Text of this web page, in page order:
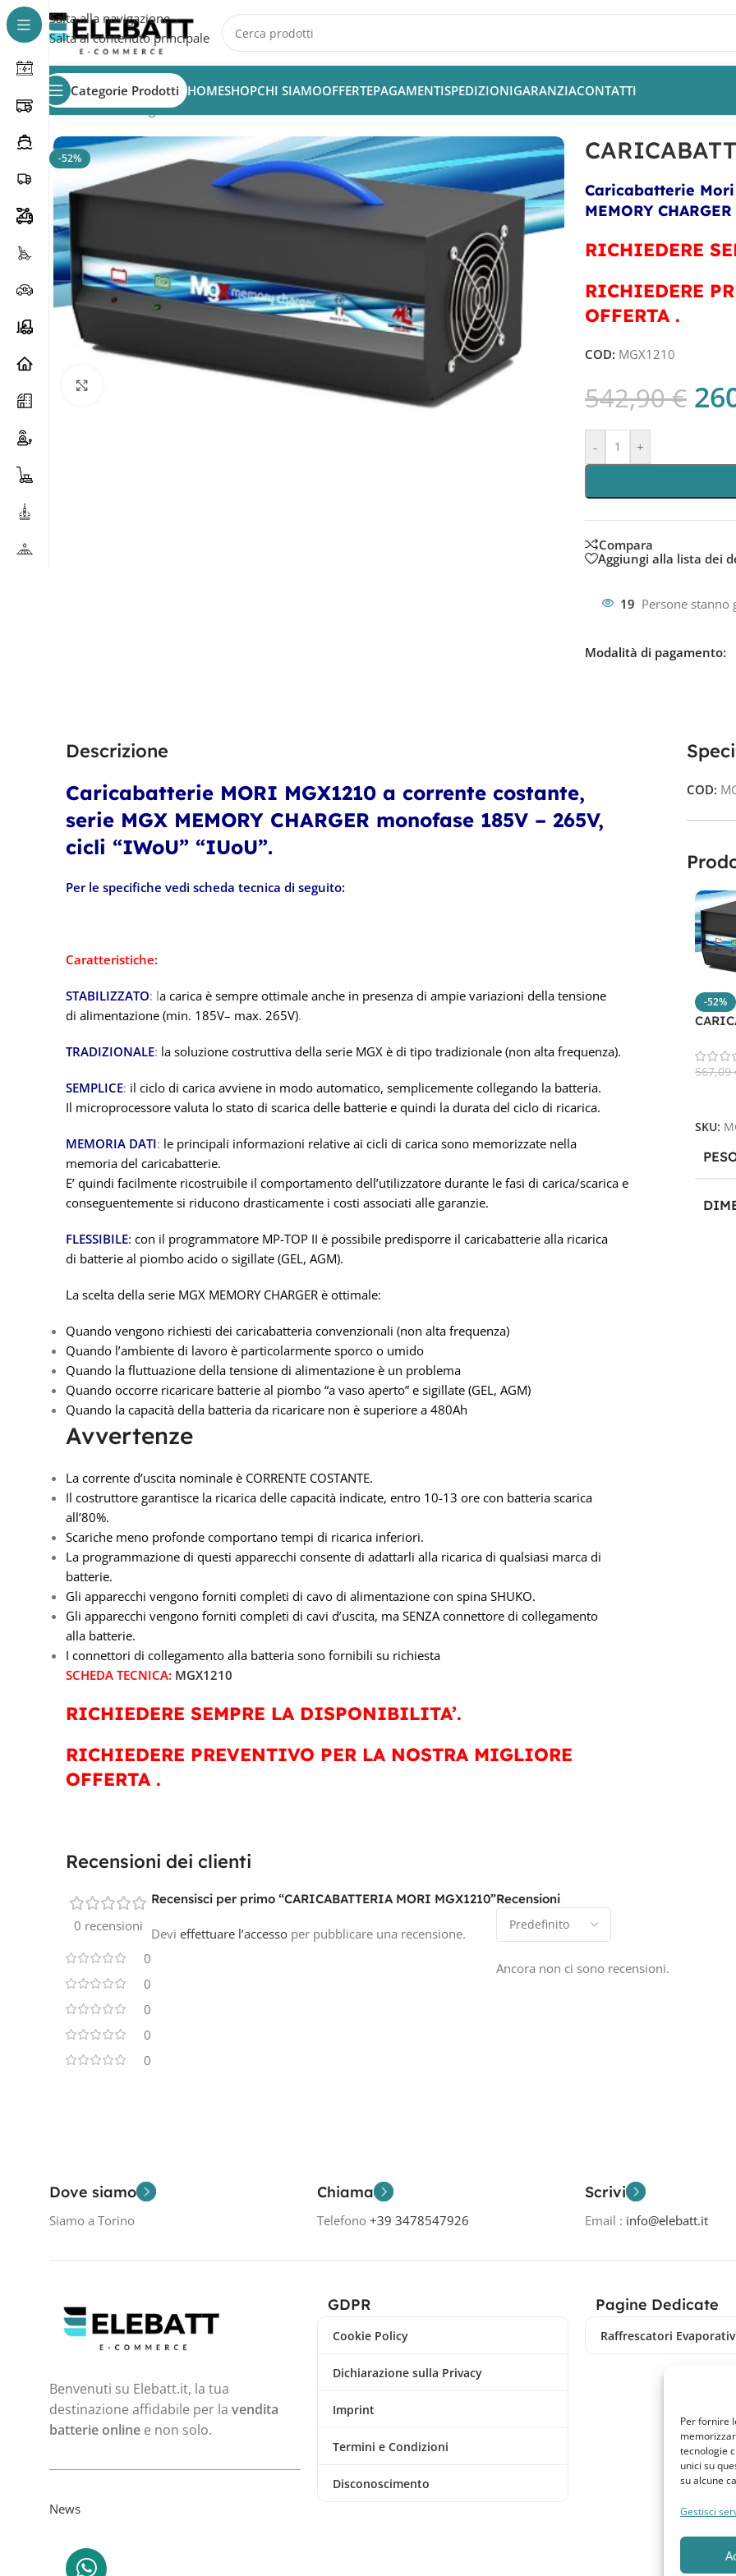
Per fornire
tecnologie
unici su
su alcune
Gestisci
Salta alla navigazione
Salta al contenuto principale
Categorie Prodotti HOMESHOPCHI SIAMOOFFERTEPAGAMENTISPEDIZIONIGARANZIACONTATTI
Home/Non Categorizzata
-52%
Caricabatterie Mori
MEMORY
RICHIEDERE
RICHIEDERE
OFFERTA .
COD: MGX1210
542,90€
- +
Compara
Aggiungi alla lista dei
19 Persone
Modalità di pagamento:
Descrizione
Caricabatterie MORI MGX1210 a corrente costante,
serie MGX MEMORY CHARGER monofase 185V – 265V,
cicli “IWoU” “IUoU”.
Per le specifiche vedi scheda tecnica di seguito:
Caratteristiche:
STABILIZZATO: la carica è sempre ottimale anche in presenza di ampie variazioni della tensione
di alimentazione (min. 185V– max. 265V).
TRADIZIONALE: la soluzione costruttiva della serie MGX è di tipo tradizionale (non alta frequenza).
SEMPLICE: il ciclo di carica avviene in modo automatico, semplicemente collegando la batteria.
Il microprocessore valuta lo stato di scarica delle batterie e quindi la durata del ciclo di ricarica.
MEMORIA DATI: le principali informazioni relative ai cicli di carica sono memorizzate nella
memoria del caricabatterie.
E’ quindi facilmente ricostruibile il comportamento dell’utilizzatore durante le fasi di carica/scarica e
conseguentemente si riducono drasticamente i costi associati alle garanzie.
FLESSIBILE: con il programmatore MP-TOP II è possibile predisporre il caricabatterie alla ricarica
di batterie al piombo acido o sigillate (GEL, AGM).
La scelta della serie MGX MEMORY CHARGER è ottimale:
Quando vengono richiesti dei caricabatteria convenzionali (non alta frequenza)
Quando l’ambiente di lavoro è particolarmente sporco o umido
Quando la fluttuazione della tensione di alimentazione è un problema
Quando occorre ricaricare batterie al piombo “a vaso aperto” e sigillate (GEL, AGM)
Quando la capacità della batteria da ricaricare non è superiore a 480Ah
Avvertenze
La corrente d’uscita nominale è CORRENTE COSTANTE.
Il costruttore garantisce la ricarica delle capacità indicate, entro 10-13 ore con batteria scarica
all’80%.
Scariche meno profonde comportano tempi di ricarica inferiori.
La programmazione di questi apparecchi consente di adattarli alla ricarica di qualsiasi marca di
batterie.
Gli apparecchi vengono forniti completi di cavo di alimentazione con spina SHUKO.
Gli apparecchi vengono forniti completi di cavi d’uscita, ma SENZA connettore di collegamento
alla batterie.
I connettori di collegamento alla batteria sono fornibili su richiesta
SCHEDA TECNICA: MGX1210
RICHIEDERE SEMPRE LA DISPONIBILITA’.
RICHIEDERE PREVENTIVO PER LA NOSTRA MIGLIORE
OFFERTA .
COD:
-52%
567,09
SKU:
Recensioni dei clienti
0 recensioni
0
0
0
0
0
Recensioni
Ancora non ci sono recensioni.
Recensisci per primo “CARICABATTERIA MORI MGX1210”
Devi effettuare l’accesso per pubblicare una recensione.
Dove siamo
Siamo a Torino
Chiama
Telefono +39 3478547926
Scrivi
Email : info@elebatt.it
Benvenuti su Elebatt.it, la tua
destinazione affidabile per la vendita
batterie online e non solo.
News
GDPR
Cookie Policy
Dichiarazione sulla Privacy
Imprint
Termini e Condizioni
Disconoscimento
Pagine Dedicate
Raffrescatori